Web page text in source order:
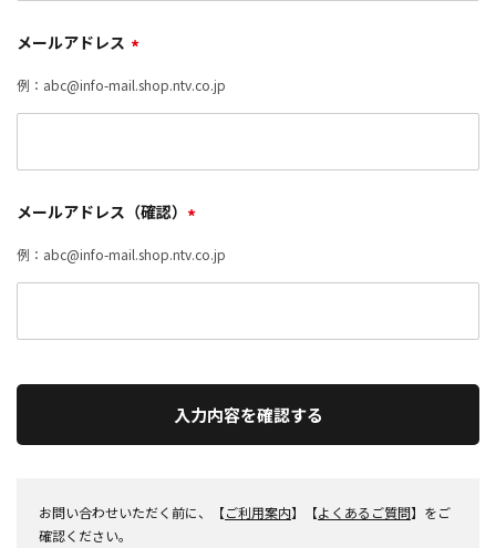
メールアドレス *
例：abc@info-mail.shop.ntv.co.jp
メールアドレス（確認） *
例：abc@info-mail.shop.ntv.co.jp
入力内容を確認する
お問い合わせいただく前に、【ご利用案内】【よくあるご質問】をご
確認ください。